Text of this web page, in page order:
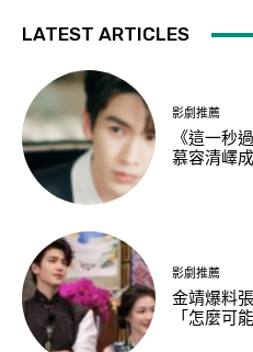
LATEST ARTICLES
影劇推薦
《這一秒
慕容清嶧
影劇推薦
金靖爆料
「怎麼可